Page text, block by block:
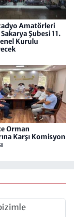
Amatörleri
Şubesi 11.
Kurulu
Orman
Karşı Komisyon